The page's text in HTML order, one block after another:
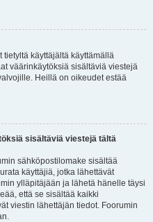
tietyltä käyttäjältä käyttämällä
väärinkäytöksiä sisältäviä viestejä
Heillä on oikeudet estää
sisältäviä viestejä tältä
sähköpostilomake sisältää
käyttäjiä, jotka lähettävät
ylläpitäjään ja lähetä hänelle täysi
että se sisältää kaikki
viestin lähettäjän tiedot. Foorumin